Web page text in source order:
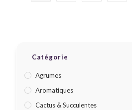
Catégorie
Agrumes
Aromatiques
Cactus & Succulentes